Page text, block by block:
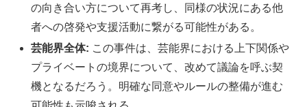
の向き合い方について再考し、同様の状況にある他
者への啓発や支援活動に繋がる可能性がある。
芸能界全体: この事件は、芸能界における上下関係や
プライベートの境界について、改めて議論を呼ぶ契
機となるだろう。明確な同意やルールの整備が進む